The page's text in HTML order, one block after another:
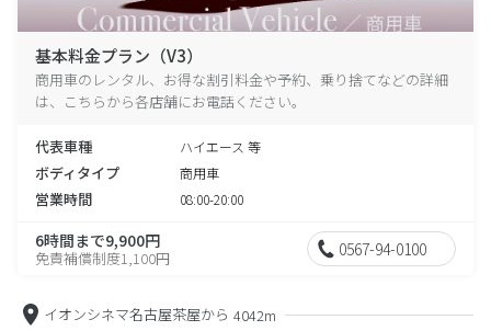
基本料金プラン（V3）
商用車のレンタル、お得な割引料金や予約、乗り捨てなどの詳細
は、こちらから各店舗にお電話ください。
代表車種 ハイエース 等
ボディタイプ 商用車
営業時間 08:00-20:00
6時間まで9,900円
免責補償制度1,100円 0567-94-0100
イオンシネマ名古屋茶屋から 4042m